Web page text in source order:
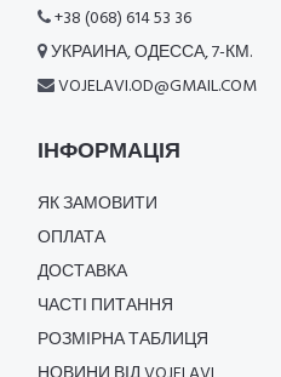
+38 (068) 614 53 36
УКРАИНА, ОДЕССА, 7-КМ.
VOJELAVI.OD@GMAIL.COM
ІНФОРМАЦІЯ
ЯК ЗАМОВИТИ
ОПЛАТА
ДОСТАВКА
ЧАСТІ ПИТАННЯ
РОЗМІРНА ТАБЛИЦЯ